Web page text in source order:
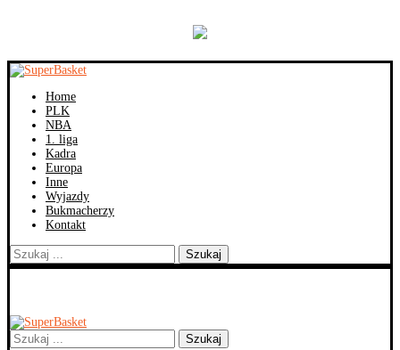
Home
PLK
NBA
1. liga
Kadra
Europa
Inne
Wyjazdy
Bukmacherzy
Kontakt
Szukaj
Szukaj